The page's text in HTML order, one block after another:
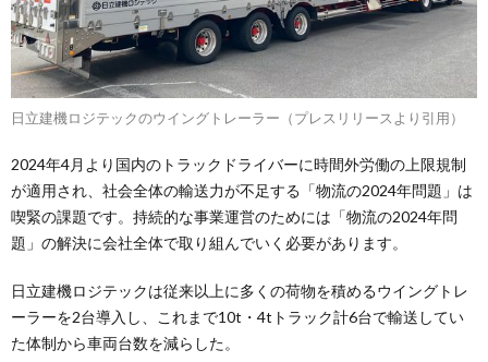
日立建機ロジテックのウイングトレーラー（プレスリリースより引用）
2024年4月より国内のトラックドライバーに時間外労働の上限規制
が適用され、社会全体の輸送力が不足する「物流の2024年問題」は
喫緊の課題です。持続的な事業運営のためには「物流の2024年問
題」の解決に会社全体で取り組んでいく必要があります。
日立建機ロジテックは従来以上に多くの荷物を積めるウイングトレ
ーラーを2台導入し、これまで10t・4tトラック計6台で輸送してい
た体制から車両台数を減らした。